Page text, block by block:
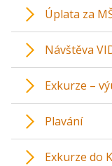
Úplata za
Návštěva
Exkurze –
Plavání
Exkurze do